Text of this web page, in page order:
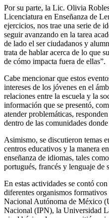
Por su parte, la Lic. Olivia
Licenciatura en Enseñanza de
ejercicios, nos trae una serie de
seguir avanzando en la tarea
de lado el ser ciudadanos y
trata de hablar acerca de lo que
de cómo impacta fuera de ellas”.
Cabe mencionar que estos
intereses de los jóvenes en el
relaciones entre la escuela y la
información que se presentó,
atender problemáticas,
dentro de las comunidades
Asimismo, se discutieron temas
centros educativos y la manera
enseñanza de idiomas, tales
portugués, francés y lenguaje de
En estas actividades se contó
diferentes organismos
Nacional Autónoma de México
Nacional (IPN), la Universidad